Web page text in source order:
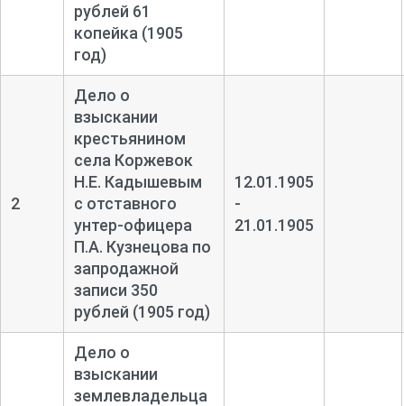
рублей 61
копейка (1905
год)
2
Дело о
взыскании
крестьянином
села Коржевок
Н.Е. Кадышевым
с отставного
унтер-офицера
П.А. Кузнецова по
запродажной
записи 350
рублей (1905 год)
12.01.1905
-
21.01.1905
Дело о
взыскании
землевладельца